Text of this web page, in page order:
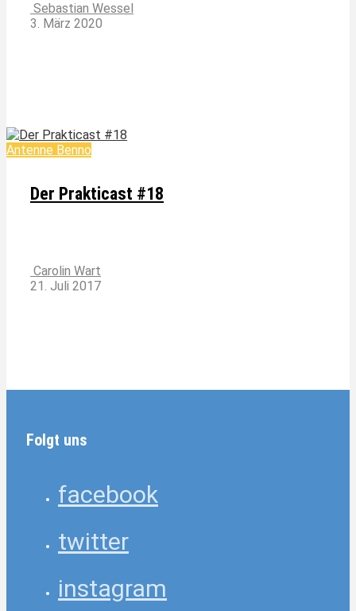
Sebastian Wessel
3. März 2020
Antenne Benno
Der Prakticast #18
Carolin Wart
21. Juli 2017
Folgt uns
facebook
twitter
instagram